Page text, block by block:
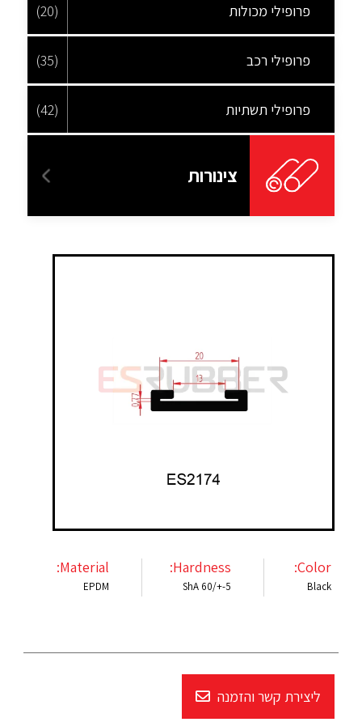
פרופילי מכולות (20)
פרופילי רכב (35)
פרופילי תשתיות (42)
צינורות
Color:
Black
Hardness:
ShA 60/+-5
Material:
EPDM
ליצירת קשר והזמנה